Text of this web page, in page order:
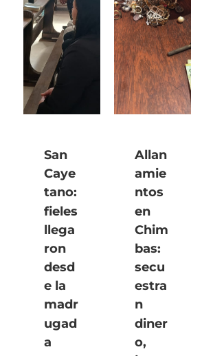
San
Caye
tano:
fieles
llega
ron
desd
e la
madr
ugad
a
Allan
amie
ntos
en
Chim
bas:
secu
estra
n
diner
o,